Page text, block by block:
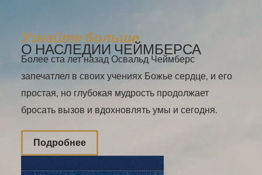
Узнайте больше
О НАСЛЕДИИ ЧЕЙМБЕРСА
Более ста лет назад Освальд Чеймберс
запечатлел в своих учениях Божье сердце, и его
простая, но глубокая мудрость продолжает
бросать вызов и вдохновлять умы и сегодня.
Подробнее